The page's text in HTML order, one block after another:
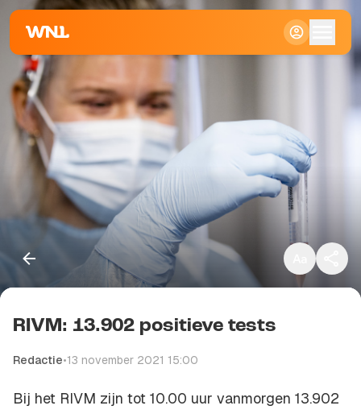
Klein
Standaard
Kopieer link
RIVM: 13.902 positieve tests
Redactie•13 november 2021 15:00
Bij het RIVM zijn tot 10.00 uur vanmorgen 13.902